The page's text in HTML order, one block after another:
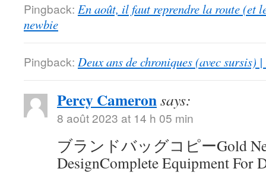
Pingback: En août, il faut reprendre la route (et
newbie
Pingback: Deux ans de chroniques (avec sursis)
Percy Cameronsays:
8 août 2023 at 14 h 05 min
ブランドバッグコピーGold
DesignComplete Equipment For